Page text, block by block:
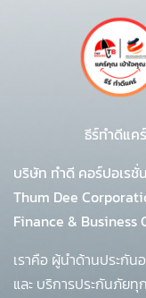
ธีร์ทำดีแคร์
บริษัท ทำดี คอร์ปอเรชั่
Thum Dee
Finance & Business
เราคือ ผู้นำด้านประกัน
และ บริการประกันภัย